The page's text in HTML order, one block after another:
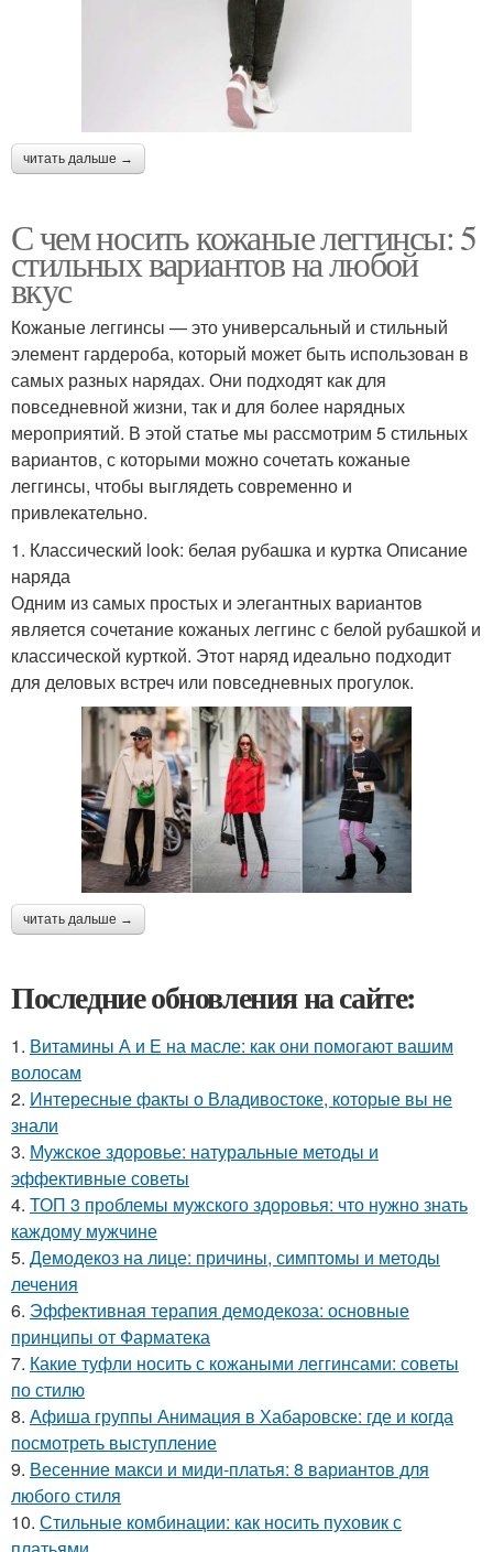
читать дальше →
С чем носить кожаные леггинсы: 5
стильных вариантов на любой
вкус
Кожаные леггинсы — это универсальный и стильный
элемент гардероба, который может быть использован в
самых разных нарядах. Они подходят как для
повседневной жизни, так и для более нарядных
мероприятий. В этой статье мы рассмотрим 5 стильных
вариантов, с которыми можно сочетать кожаные
леггинсы, чтобы выглядеть современно и
привлекательно.
1. Классический look: белая рубашка и куртка Описание
наряда
Одним из самых простых и элегантных вариантов
является сочетание кожаных леггинс с белой рубашкой и
классической курткой. Этот наряд идеально подходит
для деловых встреч или повседневных прогулок.
читать дальше →
Последние обновления на сайте:
1. Витамины А и Е на масле: как они помогают вашим
волосам
2. Интересные факты о Владивостоке, которые вы не
знали
3. Мужское здоровье: натуральные методы и
эффективные советы
4. ТОП 3 проблемы мужского здоровья: что нужно знать
каждому мужчине
5. Демодекоз на лице: причины, симптомы и методы
лечения
6. Эффективная терапия демодекоза: основные
принципы от Фарматека
7. Какие туфли носить с кожаными леггинсами: советы
по стилю
8. Афиша группы Анимация в Хабаровске: где и когда
посмотреть выступление
9. Весенние макси и миди-платья: 8 вариантов для
любого стиля
10. Стильные комбинации: как носить пуховик с